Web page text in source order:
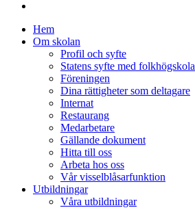
Hem
Om skolan
Profil och syfte
Statens syfte med folkhögskola
Föreningen
Dina rättigheter som deltagare
Internat
Restaurang
Medarbetare
Gällande dokument
Hitta till oss
Arbeta hos oss
Vår visselblåsarfunktion
Utbildningar
Våra utbildningar